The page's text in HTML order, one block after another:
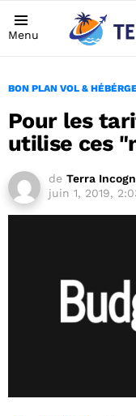
Menu
BON PLAN VOL &
Pour les
utilise ces
de Terra
juin 1, 2019,